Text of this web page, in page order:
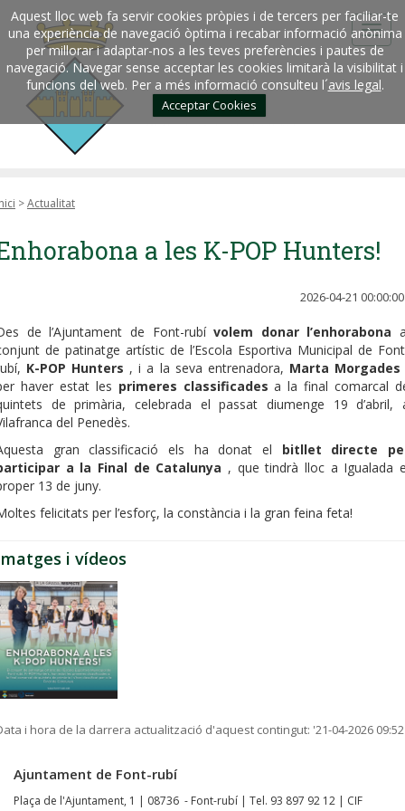
Aquest lloc web fa servir cookies pròpies i de tercers per faciliar-te
una experiència de navegació òptima i recabar informació anònima
per millorar i adaptar-nos a les teves preferències i pautes de
navegació. Navegar sense acceptar les cookies limitarà la visibilitat i
funcions del web. Per a més informació consulteu l´avis legal.
Acceptar Cookies
>Actualitat
a les K-POP Hunters!
2026-04-21 00:00:00
de l’Ajuntament de Font-rubívolem donar l’enhorabona
de patinatge artístic de l’Escola Esportiva Municipal de
K-POP Hunters , i a la seva entrenadora, Marta Morgades
haver estat les primeres classificades a la final comarcal
de primària, celebrada el passat diumenge 19 d’abril,
del Penedès.
gran classificació els ha donat el bitllet directe
a la Final de Catalunya , que tindrà lloc a Igualada
13 de juny.
felicitats per l’esforç, la constància i la gran feina feta!
i vídeos
i hora de la darrera actualització d'aquest contingut: '21-04-2026 09:52
Ajuntament de Font-rubí
Plaça de l'Ajuntament, 1 | 08736 - Font-rubí | Tel. 93 897 92 12 | CIF